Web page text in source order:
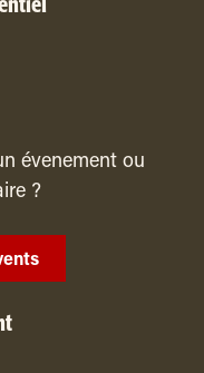
évenement ou
?